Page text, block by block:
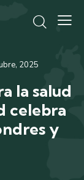
2025
la salud
celebra
y